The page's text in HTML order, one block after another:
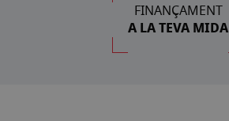
FINANÇAMENT
A LA TEVA MIDA